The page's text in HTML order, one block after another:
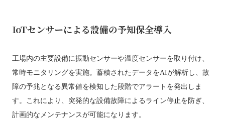
IoTセンサーによる設備の予知保全導入
工場内の主要設備に振動センサーや温度センサーを取り付け、
常時モニタリングを実施。蓄積されたデータをAIが解析し、故
障の予兆となる異常値を検知した段階でアラートを発出しま
す。これにより、突発的な設備故障によるライン停止を防ぎ、
計画的なメンテナンスが可能になります。